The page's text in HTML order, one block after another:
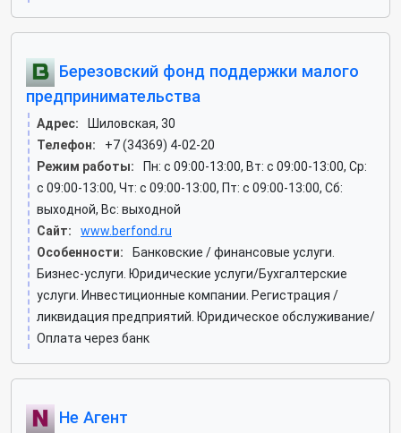
Березовский фонд поддержки малого
предпринимательства
Адрес:
Шиловская, 30
Телефон:
+7 (34369) 4-02-20
Режим работы:
Пн: c 09:00-13:00, Вт: c 09:00-13:00, Ср:
c 09:00-13:00, Чт: c 09:00-13:00, Пт: c 09:00-13:00, Сб:
выходной, Вс: выходной
Сайт:
www.berfond.ru
Особенности:
Банковские / финансовые услуги.
Бизнес-услуги. Юридические услуги/Бухгалтерские
услуги. Инвестиционные компании. Регистрация /
ликвидация предприятий. Юридическое обслуживание/
Оплата через банк
Не Агент